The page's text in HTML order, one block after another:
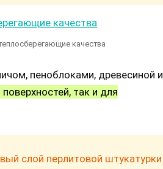
качества
пеноблоками, древесиной и
так и для
слой перлитовой штукатурки